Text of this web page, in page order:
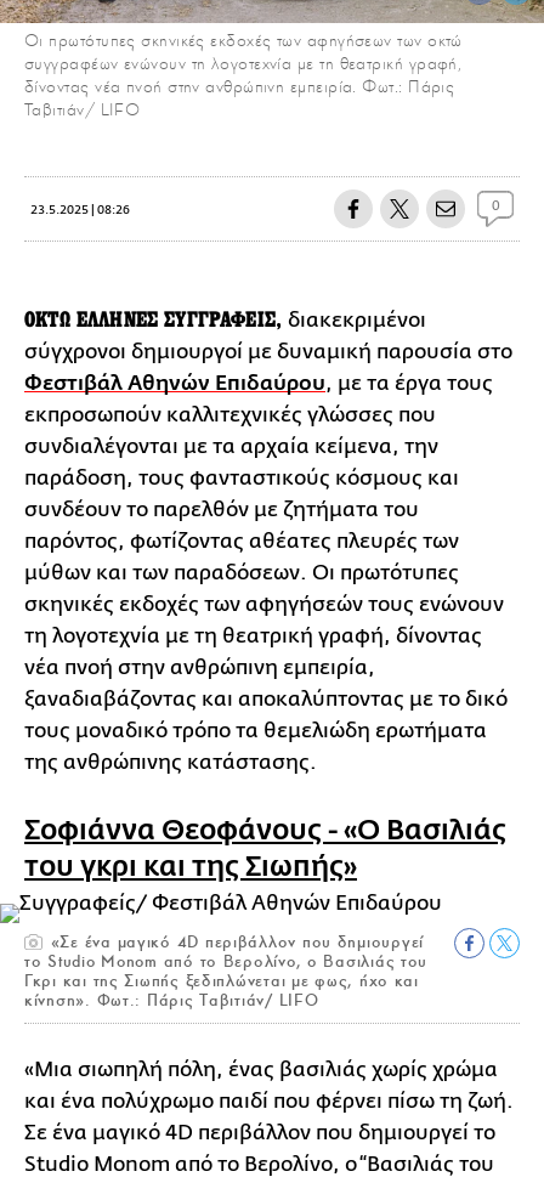
Οι πρωτότυπες σκηνικές εκδοχές των αφηγήσεων των οκτώ
συγγραφέων ενώνουν τη λογοτεχνία με τη θεατρική γραφή,
δίνοντας νέα πνοή στην ανθρώπινη εμπειρία. Φωτ.: Πάρις
Ταβιτιάν/ LIFO
23.5.2025 | 08:26 0
ΟΚΤΩ ΕΛΛΗΝΕΣ ΣΥΓΓΡΑΦΕΙΣ,διακεκριμένοι
σύγχρονοι δημιουργοί με δυναμική παρουσία στο
Φεστιβάλ Αθηνών Επιδαύρου, με τα έργα τους
εκπροσωπούν καλλιτεχνικές γλώσσες που
συνδιαλέγονται με τα αρχαία κείμενα, την
παράδοση, τους φανταστικούς κόσμους και
συνδέουν το παρελθόν με ζητήματα του
παρόντος, φωτίζοντας αθέατες πλευρές των
μύθων και των παραδόσεων. Οι πρωτότυπες
σκηνικές εκδοχές των αφηγήσεών τους ενώνουν
τη λογοτεχνία με τη θεατρική γραφή, δίνοντας
νέα πνοή στην ανθρώπινη εμπειρία,
ξαναδιαβάζοντας και αποκαλύπτοντας με το δικό
τους μοναδικό τρόπο τα θεμελιώδη ερωτήματα
της ανθρώπινης κατάστασης.
Σοφιάννα Θεοφάνους - «Ο Βασιλιάς
του γκρι και της Σιωπής»
«Σε ένα μαγικό 4D περιβάλλον που δημιουργεί
το Studio Monom από το Βερολίνο, ο Βασιλιάς του
Γκρι και της Σιωπής ξεδιπλώνεται με φως, ήχο και
κίνηση». Φωτ.: Πάρις Ταβιτιάν/ LIFO
«Μια σιωπηλή πόλη, ένας βασιλιάς χωρίς χρώμα
και ένα πολύχρωμο παιδί που φέρνει πίσω τη ζωή.
Σε ένα μαγικό 4D περιβάλλον που δημιουργεί το
Studio Monom από το Βερολίνο, ο “Βασιλιάς του